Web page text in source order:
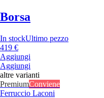
Borsa
In stockUltimo pezzo
419 €
Aggiungi
Aggiungi
altre varianti
PremiumConviene
Ferruccio Laconi